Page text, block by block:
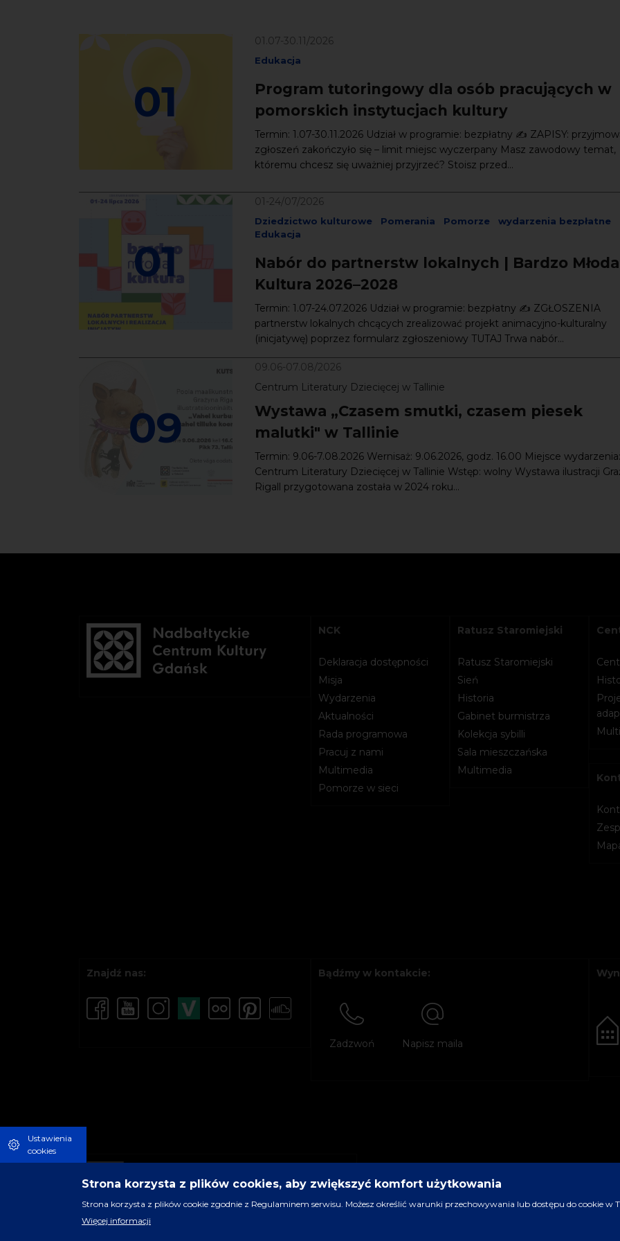
01
01.07-30.11/2026
Edukacja
Program tutoringowy dla osób pracujących w
pomorskich instytucjach kultury
Termin: 1.07-30.11.2026 Udział w programie: bezpłatny ✍️ ZAPISY:
zgłoszeń zakończyło się – limit miejsc wyczerpany Masz zawodowy temat,
któremu chcesz się uważniej przyjrzeć? Stoisz przed...
01
01-24/07/2026
Dziedzictwo kulturowe Pomerania Pomorze
wydarzenia bezpłatne
Edukacja
Nabór do partnerstw lokalnych | Bardzo Młoda
Kultura 2026–2028
Termin: 1.07-24.07.2026 Udział w programie: bezpłatny ✍️ ZGŁOSZENIA
partnerstw lokalnych chcących zrealizować projekt animacyjno-kulturalny
(inicjatywę) poprzez formularz zgłoszeniowy TUTAJ Trwa nabór...
09
09.06-07.08/2026
Centrum Literatury Dziecięcej w Tallinie
Wystawa „Czasem smutki, czasem piesek
malutki" w Tallinie
Termin: 9.06-7.08.2026 Wernisaż: 9.06.2026, godz. 16.00 Miejsce wydarzenia:
Centrum Literatury Dziecięcej w Tallinie Wstęp: wolny Wystawa ilustracji
Rigall przygotowana została w 2024 roku...
NCK
Deklaracja dostępności
Misja
Wydarzenia
Aktualności
Rada programowa
Pracuj z nami
Multimedia
Pomorze w sieci
Ratusz Staromiejski
Ratusz Staromiejski
Sień
Historia
Gabinet burmistrza
Kolekcja sybilli
Sala mieszczańska
Multimedia
Znajdź nas: Bądźmy w kontakcie:
Zadzwoń Napisz maila
Ustawienia
cookies
Strona korzysta z plików cookies, aby zwiększyć komfort użytkowania
Strona korzysta z plików cookie zgodnie z Regulaminem serwisu. Możesz określić warunki przechowywania lub dostępu do cookie w
Więcej informacji